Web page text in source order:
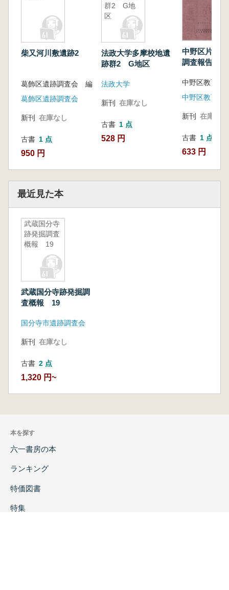
柴又河川敷遺跡2
葛飾区遺跡調査会 編
葛飾区遺跡調査会
新刊 在庫なし
古書 1 点
950 円
群2 G地
区
法政大学多摩校地遺
跡群2 G地区
法政大学
新刊 在庫なし
古書 1 点
528 円
中野区片山
調査報告書
中野区教育委
新刊 在庫なし
古書 1 点
633 円
最近見た本
武蔵国分寺
跡発掘調査
概報 19
武蔵国分寺跡発掘調
査概報 19
国分寺市遺跡調査会
新刊 在庫なし
古書 2 点
1,320 円~
本を探す
六一書房の本
ランキング
特価図書
特集